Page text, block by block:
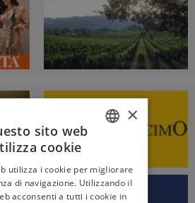
ENGLISH
×
sito web
cookie
utilizza i cookie per migliorare
di navigazione. Utilizzando il
acconsenti a tutti i cookie in